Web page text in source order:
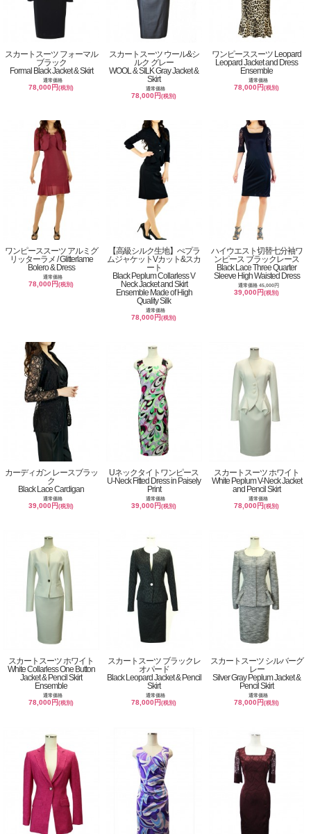
スカートスーツ フォーマル
ブラック
Formal Black Jacket & Skirt
通常価格
78,000円(税別)
スカートスーツ ウール&シ
ルク グレー
WOOL & SILK Gray Jacket &
Skirt
通常価格
78,000円(税別)
ワンピーススーツ Leopard
Leopard Jacket and Dress
Ensemble
通常価格
78,000円(税別)
ワンピーススーツ アルミグ
リッターラメ / Glitterlame
Bolero & Dress
通常価格
78,000円(税別)
【高級シルク生地】ぺプラ
ムジャケットVカット&スカ
ート
Black Peplum Collarless V
Neck Jacket and Skirt
Ensemble Made of High
Quality Silk
通常価格
78,000円(税別)
ハイウエスト切替七分袖ワ
ンピース ブラックレース
Black Lace Three Quarter
Sleeve High Waisted Dress
通常価格 45,000円
39,000円(税別)
カーディガン レースブラッ
ク
Black Lace Cardigan
通常価格
39,000円(税別)
Uネックタイトワンピース
U-Neck Fitted Dress in Paisely
Print
通常価格
39,000円(税別)
スカートスーツ ホワイト
White Peplum V-Neck Jacket
and Pencil Skirt
通常価格
78,000円(税別)
スカートスーツ ホワイト
White Collarless One Button
Jacket & Pencil Skirt
Ensemble
通常価格
78,000円(税別)
スカートスーツ ブラックレ
オパード
Black Leopard Jacket & Pencil
Skirt
通常価格
78,000円(税別)
スカートスーツ シルバーグ
レー
Silver Gray Peplum Jacket &
Pencil Skirt
通常価格
78,000円(税別)